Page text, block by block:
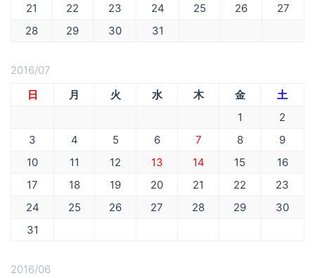
21 22 23 24 25 26
27
28
29 30 31
2016/07
日
月 火 水 木 金
土
1
2
3
4 5 6 7 8
9
10
11 12 13 14 15
16
17
18 19 20 21 22
23
24
25 26 27 28 29
30
31
2016/06